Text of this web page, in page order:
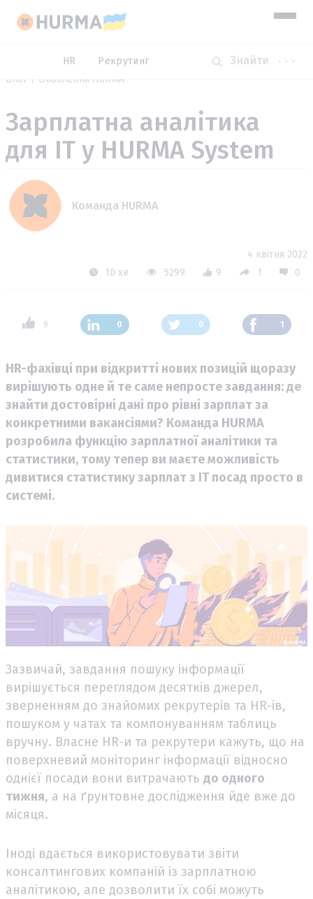
HR
Рекрутинг
Блог
Оновлення HURMA
Зарплатна аналітика
для IT у HURMA System
Команда HURMA
4 квітня 2022
10 хв
5299 9 1 0
9 0 0 1
HR-фахівці при відкритті нових позицій щоразу
вирішують одне й те саме непросте завдання: де
знайти достовірні дані про рівні зарплат за
конкретними вакансіями? Команда HURMA
розробила функцію зарплатної аналітики та
статистики, тому тепер ви маєте можливість
дивитися статистику зарплат з IT посад просто в
системі.
Зазвичай, завдання пошуку інформації
вирішується переглядом десятків джерел,
зверненням до знайомих рекрутерів та HR-ів,
пошуком у чатах та компонуванням таблиць
вручну. Власне HR-и та рекрутери кажуть, що на
поверхневий моніторинг інформації відносно
однієї посади вони витрачають до одного
тижня, а на ґрунтовне дослідження йде вже до
місяця.
Іноді вдається використовувати звіти
консалтингових компаній із зарплатною
аналітикою, але дозволити їх собі можуть